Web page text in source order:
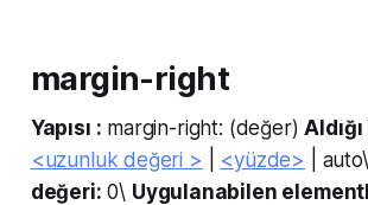
margin-right
Yapısı : margin-right: (değer)
<uzunluk değeri >
<yüzde> | auto\
değeri: 0\ Uygulanabilen